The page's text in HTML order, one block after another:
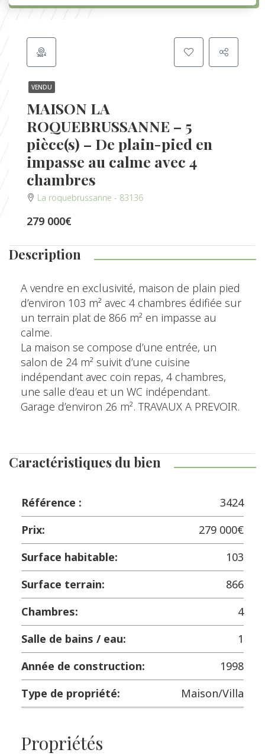
VENDU
MAISON LA
ROQUEBRUSSANNE – 5
pièce(s) – De plain-pied en
impasse au calme avec 4
chambres
La roquebrussanne - 83136
279 000€
Description
A vendre en exclusivité, maison de plain pied
d’environ 103 m² avec 4 chambres édifiée sur
un terrain plat de 866 m² en impasse au
calme.
La maison se compose d’une entrée, un
salon de 24 m² suivit d’une cuisine
indépendant avec coin repas, 4 chambres,
une salle d’eau et un WC indépendant.
Garage d’environ 26 m². TRAVAUX A PREVOIR.
Caractéristiques du bien
Référence :
3424
Prix:
279 000€
Surface habitable:
103
Surface terrain:
866
Chambres:
4
Salle de bains / eau:
1
Année de construction:
1998
Type de propriété:
Maison/Villa
Propriétés